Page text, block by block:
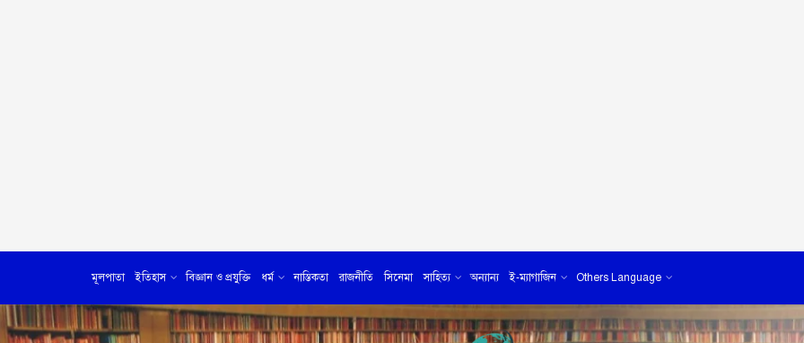
মূলপাতা ইতিহাস বিজ্ঞান ও প্রযুক্তি ধর্ম নাস্তিকতা রাজনীতি সিনেমা সাহিত্য অন্যান্য ই-ম্যাগাজিন Others Language